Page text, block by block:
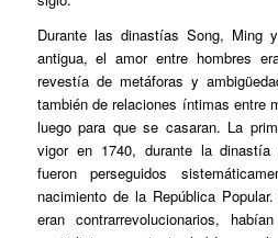
Durante las dinastías Song, Ming
antigua, el amor entre hombres
revestía de metáforas y
también de relaciones íntimas entre
luego para que se casaran. La
vigor en 1740, durante la
fueron perseguidos
nacimiento de la República
eran contrarrevolucionarios,